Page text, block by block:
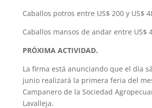
Caballos potros entre US$ 200 y US$
Caballos mansos de andar entre US$
PRÓXIMA ACTIVIDAD.
La firma está anunciando que el día
junio realizará la primera feria del
Campanero de la Sociedad
Lavalleja.